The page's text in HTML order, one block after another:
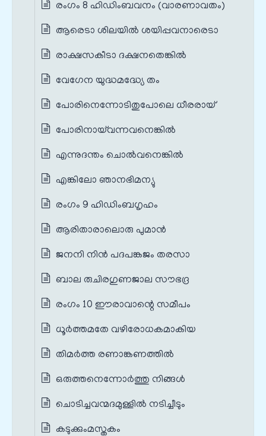
രംഗം 8 ഹിഡിംബവനം (വാരണാവതം)
ആരെടാ ശിലയിൽ ശയിപ്പവനാരെടാ
രാക്ഷസകീടാ ദക്ഷനതെങ്കിൽ
വേഗേന യുദ്ധമദ്ധ്യേ തം
പോരിനെന്നോടിതുപോലെ ധീരരായ്
പോരിനായ്‌വന്നവനെങ്കിൽ
എന്നുദന്തം ചൊൽവനെങ്കിൽ
എങ്കിലോ ഞാനഭിമന്യു
രംഗം 9 ഹിഡിംബഗൃഹം
ആരിതാരാലൊരു പുമാൻ
ജനനി നിൻ പദപങ്കജം തരസാ
ബാല രുചിരഗുണജാല സൗഭദ്ര
രംഗം 10 ഈരാവാന്റെ സമീപം
ധൂർത്തമതേ വഴിരോധകമാകിയ
തിമർത്ത രണാങ്കണത്തിൽ
ഒരുത്തനെന്നോർത്തു നിങ്ങൾ
ചൊടിച്ചവന്മദമുള്ളിൽ നടിച്ചീടും
കടുക്കും‌മസ്തകം